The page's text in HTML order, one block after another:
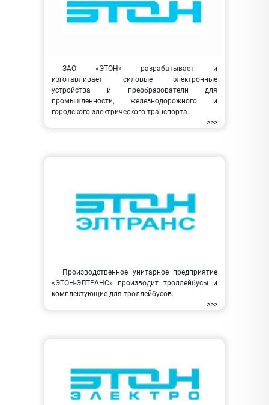
ЗАО «ЭТОН» разрабатывает и
изготавливает силовые электронные
устройства и преобразователи для
промышленности, железнодорожного и
городского электрического транспорта.
>>>
Производственное унитарное предприятие
«ЭТОН-ЭЛТРАНС» производит троллейбусы и
комплектующие для троллейбусов.
>>>